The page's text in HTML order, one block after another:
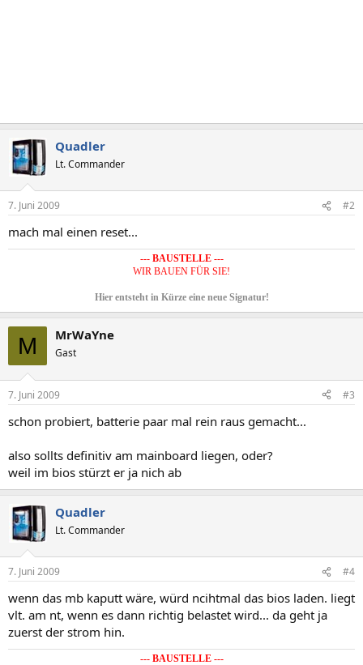
Quadler
Lt. Commander
7. Juni 2009 #2
mach mal einen reset...
--- BAUSTELLE ---
WIR BAUEN FÜR SIE!
Hier entsteht in Kürze eine neue Signatur!
M MrWaYne
Gast
7. Juni 2009 #3
schon probiert, batterie paar mal rein raus gemacht...
also sollts definitiv am mainboard liegen, oder?
weil im bios stürzt er ja nich ab
Quadler
Lt. Commander
7. Juni 2009 #4
wenn das mb kaputt wäre, würd ncihtmal das bios laden. liegt
vlt. am nt, wenn es dann richtig belastet wird... da geht ja
zuerst der strom hin.
--- BAUSTELLE ---